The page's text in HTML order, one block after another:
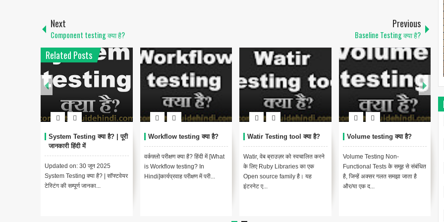
Next
Component testing क्या है?
Previous
Baseline Testing क्या है?
Related Posts
System Testing क्या है? | पूरी
जानकारी हिंदी में
Updated on: 30 जून 2025
System Testing क्या है? | सॉफ्टवेयर
टेस्टिंग की सम्पूर्ण जानका...
Workflow testing क्या है?
वर्कफ़्लो परीक्षण क्या है? हिंदी में [What
is Workflow testing? In
Hindi]कार्यप्रवाह परीक्षण में परी...
Watir Testing tool क्या है?
Watir, वेब ब्राउज़र को स्वचालित करने
के लिए Ruby Libraries का एक
Open source family है। यह
इंटरनेट ए...
Volume testing क्या है?
Volume Testing Non-
Functional Tests के समूह से संबंधित
है, जिन्हें अक्सर गलत समझा जाता है
और/या एक द...